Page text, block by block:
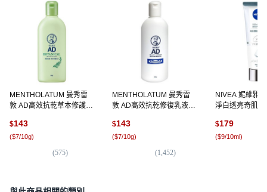
MENTHOLATUM 曼秀雷
敦 AD高效抗乾草本修護乳
$143
($7/10g)
(575)
MENTHOLATUM 曼秀雷
敦 AD高效抗乾修復乳液,
$143
($7/10g)
(1,452)
NIVEA 妮維雅
淨白透亮奇肌雙
$179
($9/10ml)